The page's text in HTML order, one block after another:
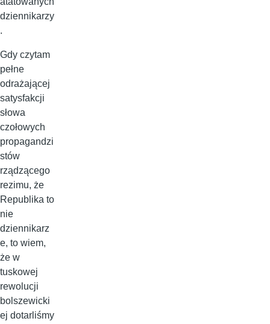
dziennikarzy
.
Gdy czytam
pełne
odrażającej
satysfakcji
słowa
czołowych
propagandzi
stów
rządzącego
rezimu, że
Republika to
nie
dziennikarz
e, to wiem,
że w
tuskowej
rewolucji
bolszewicki
ej dotarliśmy